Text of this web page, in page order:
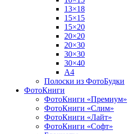
13×18
15×15
15×20
20×20
20×30
30×30
30×40
A4
Полоски из ФотоБудки
ФотоКниги
ФотоКниги «Премиум»
ФотоКниги «Слим»
ФотоКниги «Лайт»
ФотоКниги «Софт»